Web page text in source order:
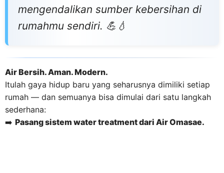
mengendalikan sumber kebersihan di
rumahmu sendiri. 💪💧
Air Bersih. Aman. Modern.
Itulah gaya hidup baru yang seharusnya dimiliki setiap
rumah — dan semuanya bisa dimulai dari satu langkah
sederhana:
➡️ Pasang sistem water treatment dari Air Omasae.